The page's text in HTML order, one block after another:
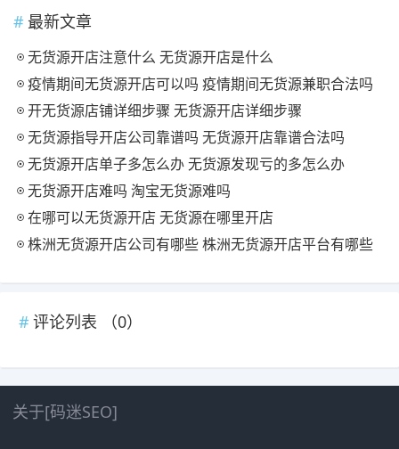
最新文章
无货源开店注意什么 无货源开店是什么
疫情期间无货源开店可以吗 疫情期间无货源兼职合法吗
开无货源店铺详细步骤 无货源开店详细步骤
无货源指导开店公司靠谱吗 无货源开店靠谱合法吗
无货源开店单子多怎么办 无货源发现亏的多怎么办
无货源开店难吗 淘宝无货源难吗
在哪可以无货源开店 无货源在哪里开店
株洲无货源开店公司有哪些 株洲无货源开店平台有哪些
评论列表 （0）
关于[码迷SEO]